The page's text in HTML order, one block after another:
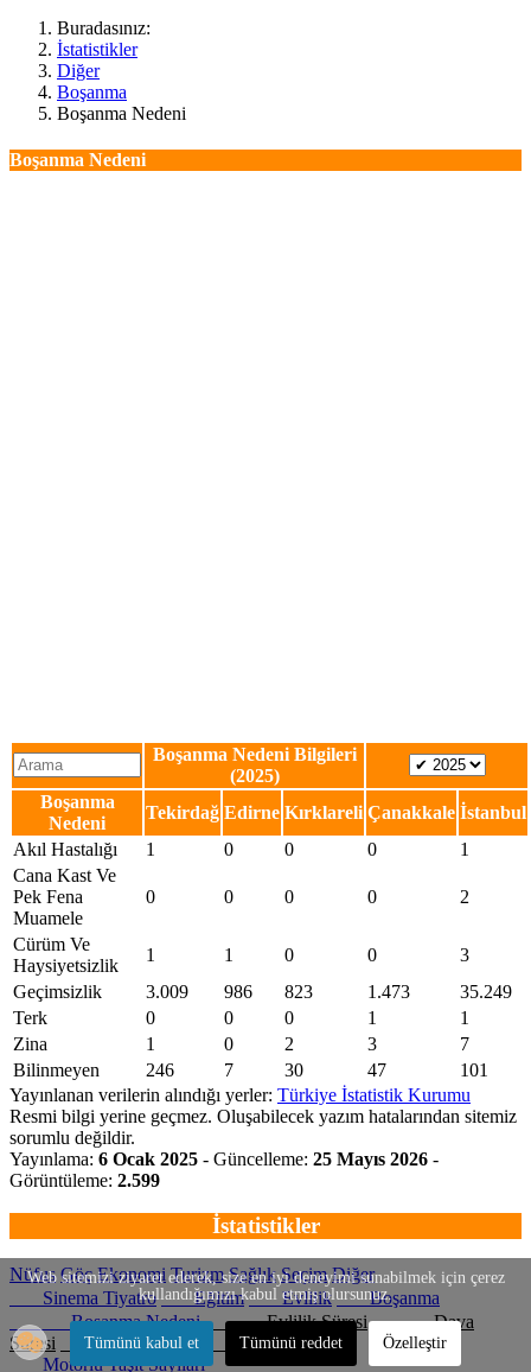
Buradasınız:
İstatistikler
Diğer
Boşanma
Boşanma Nedeni
Boşanma Nedeni
Boşanma Nedeni Bilgileri
(2025)
Boşanma
Nedeni
Tekirdağ Edirne Kırklareli Çanakkale İstanbul
Akıl Hastalığı
1 0 0 0
1
Cana Kast Ve
Pek Fena
Muamele
0 0 0 0 2
Cürüm Ve
Haysiyetsizlik
1 1 0 0
3
Geçimsizlik
3.009 986 823 1.473
35.249
Terk
0 0 0 1
1
Zina
1 0 2 3
7
Bilinmeyen
246 7 30 47
101
Yayınlanan verilerin alındığı yerler: Türkiye İstatistik Kurumu
Resmi bilgi yerine geçmez. Oluşabilecek yazım hatalarından sitemiz
sorumlu değildir.
Yayınlama: 6 Ocak 2025 - Güncelleme: 25 Mayıs 2026 -
Görüntüleme: 2.599
İstatistikler
Nüfus Göç Ekonomi Turizm Sağlık Seçim Diğer
Sinema Tiyatro
Eğitim Evlilik
Boşanma
Boşanma Nedeni
Evlilik Süresi
Dava
Süresi
Yaş Farkı
Yaş Grubu
Motorlu Taşıt Sayıları
Web sitemizi ziyaret ederek, size en iyi deneyimi sunabilmek için çerez
kullandığımızı kabul etmiş olursunuz.
Tümünü kabul et Tümünü reddet Özelleştir